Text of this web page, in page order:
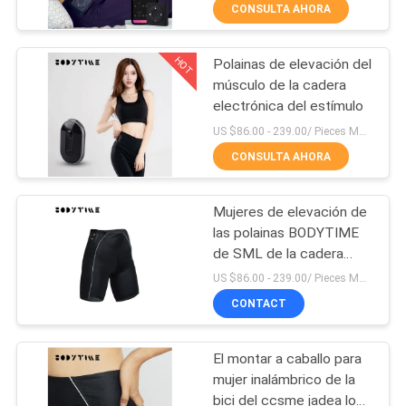
CONTROL
CALIDAD
ÉNTRENOS
EN
CONTACTO
CASOS
Traje inalámbrico
del ccsme
Polainas del ccsme
44
CONSULTA AHORA
HOT
Polainas de elevación del
músculo de la cadera
electrónica del estímulo
CONSULTA AHORA
Mujeres de elevación de
las polainas BODYTIME
de SML de la cadera
negra de nylon del
tamaño que completan
un ciclo pantalones
US $86.00 - 239.00/ Pieces MOQ:1pieces
CONTACT
El montar a caballo para
mujer inalámbrico de la
bici del ccsme jadea los